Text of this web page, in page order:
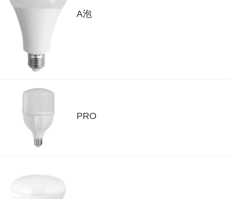
A泡
PRO